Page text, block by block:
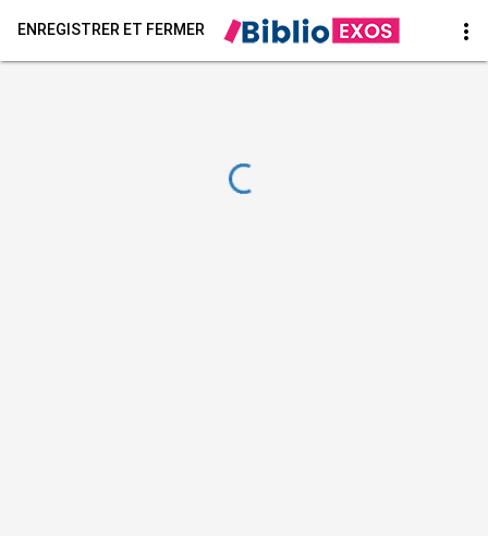
ENREGISTRER ET FERMER more_vert